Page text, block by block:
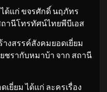
ด้แก่ ขจรศักดิ์ นฤภัทร
ถานีโทรทัศน์ไทยพีบีเอส
งสรรค์สังคมยอดเยี่ยม
ยชรากับหมาบ้า จาก สถานี
ยี่ยม ได้แก่ ละครเรื่อง